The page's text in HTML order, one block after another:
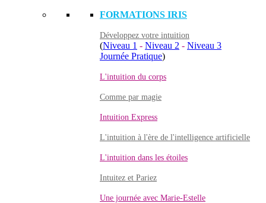
FORMATIONS IRIS
Développez votre intuition
(Niveau 1 - Niveau 2 - Niveau 3
Journée Pratique)
L'intuition du corps
Comme par magie
Intuition Express
L'intuition à l'ère de l'intelligence artificielle
L'intuition dans les étoiles
Intuitez et Pariez
Une journée avec Marie-Estelle